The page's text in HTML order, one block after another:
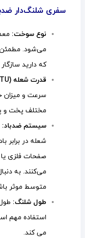
سفری شلنگ‌دار
نوع سوخت:
می‌شود. مطمئن
که دارید
قدرت شعله (BTU):
سرعت و میزان
مختلف پخت و
سیستم ضدباد:
شعله در برابر
صفحات فلزی
می‌کنند. به
متوسط موثر
طول شلنگ:
استفاده مهم
می کند.